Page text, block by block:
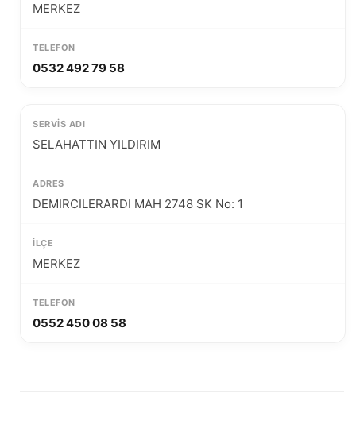
MERKEZ
0532 492 79 58
SELAHATTIN YILDIRIM
DEMIRCILERARDI MAH 2748 SK No: 1
MERKEZ
0552 450 08 58